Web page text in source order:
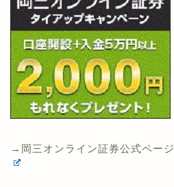
→岡三オンライン証券公式ページ